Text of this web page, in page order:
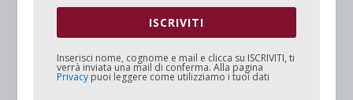
ISCRIVITI
Inserisci nome, cognome e mail e clicca su ISCRIVITI, ti
verrà inviata una mail di conferma. Alla pagina
Privacy puoi leggere come utilizziamo i tuoi dati